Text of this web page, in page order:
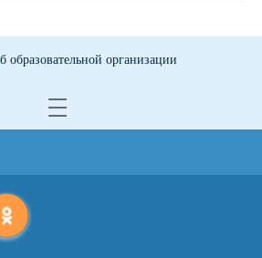
образовательной организации